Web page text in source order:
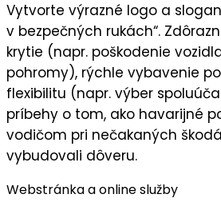
Vytvorte výrazné logo a
v bezpečných rukách“.
krytie (napr. poškodenie
pohromy), rýchle vybavenie
flexibilitu (napr. výber
príbehy o tom, ako havarijné
vodičom pri nečakaných
vybudovali dôveru.
Webstránka a online služby